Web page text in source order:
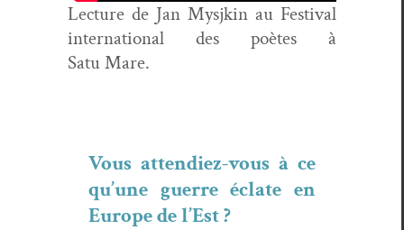
Lec­ture de Jan Mysjkin au Fes­ti­val
inter­na­tion­al des poètes à
Satu Mare.
Vous attendiez-vous à ce
qu’une guerre éclate en
Europe de l’Est ?